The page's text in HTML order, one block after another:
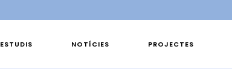
ESTUDIS NOTÍCIES PROJECTES